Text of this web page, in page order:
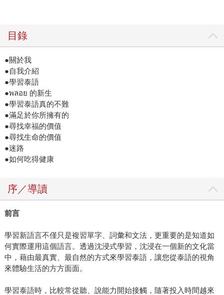
目錄
●關於我
●自我介紹
●學習泰語
●พลอย 的新生
●學習泰語真的不難
●滿足於你所擁有的
●尋找幸福的價值
●尋找生命的價值
●迷路
●如何吃得健康
序／導讀
前言
學習新語言不僅只是複習單字、詞彙和文法，更重要的是知道如
何實際運用這個語言。透過沈浸式學習，沈浸在一個新的文化當
中，藉由最真實、最自然的方式來學習泰語，讓您從泰語的視角
來體驗生活的方方面面。
學習泰語時，比較常從聽、說能力開始接觸，隨著投入時間越來